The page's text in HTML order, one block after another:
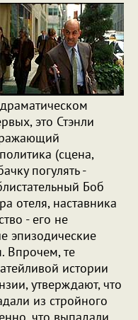
это Стэнли
(сцена,
погулять -
Боб
отеля, наставника
- его не
эпизодические
Впрочем, те
истории
утверждают, что
из стройного